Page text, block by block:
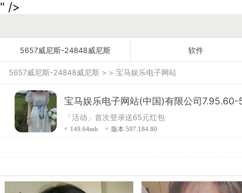
" />
5657威尼斯-24848威尼斯 软件
5657威尼斯-24848威尼斯 > > 宝马娱乐电子网站
宝马娱乐电子网站(中国)有限公司
「活动」首次登录送65元红包
149.64mb 版本 597.184.80